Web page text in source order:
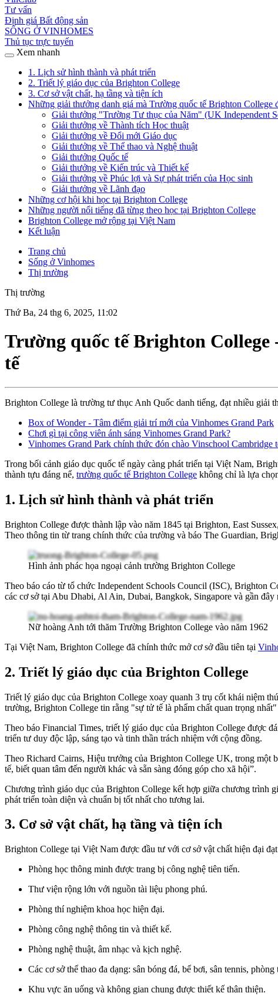
Tư vấn
Định giá Bất động sản
SỐNG Ở VINHOMES
Thủ tục trực tuyến
Xem nhanh
1. Lịch sử hình thành và phát triển
2. Triết lý giáo dục của Brighton College
3. Cơ sở vật chất, hạ tầng và tiện ích
Những giải thưởng danh giá mà Trường quốc tế Brighton College
Giải thưởng "Trường Tư thục của Năm" (UK Independent
Giải thưởng về Thành tích Học thuật
Giải thưởng về Đổi mới Giáo dục
Giải thưởng về Thể thao và Nghệ thuật
Giải thưởng Quốc tế
Giải thưởng về Kiến trúc và Thiết kế
Giải thưởng về Phúc lợi và Sự phát triển của Học sinh
Giải thưởng về Lãnh đạo
Những cơ hội khi học tại Brighton College
Những người nổi tiếng đã từng theo học tại Brighton College
Brighton College mở rộng tại Việt Nam
Kết luận
Trang chủ
Sống ở Vinhomes
Thị trường
Thị trường
Thứ Ba, 24 thg 6, 2025, 11:02
Trường quốc tế Brighton
tế
Brighton College là trường tư thục Anh Quốc danh tiếng, đạt nhiều giải
Box of Wonder - Tâm điểm giải trí mới của Vinhomes Grand Park
Chơi gì tại công viên ánh sáng Vinhomes Grand Park?
Vinhomes Grand Park chính thức đón chào Vinschool Cambridge
Trong bối cảnh giáo dục quốc tế ngày càng phát triển tại Việt Nam,
thành tựu đáng nể, trường quốc tế Brighton College không chỉ là lựa
1. Lịch sử hình thành và phát triển
Brighton College được thành lập vào năm 1845 tại Brighton, East
Theo thông tin từ trang chính thức của trường và báo The Guardian,
Hình ảnh phác họa ngoại cảnh trường Brighton College
Theo báo cáo từ tổ chức Independent Schools Council (ISC), Brighton
các cơ sở tại Abu Dhabi, Al Ain, Dubai, Bangkok, Singapore và gần đây
Nữ hoàng Anh tới thăm Trường Brighton College vào năm 1962
Tại Việt Nam, Brighton College đã chính thức mở cơ sở đầu tiên tại
2. Triết lý giáo dục của Brighton College
Triết lý giáo dục của Brighton College xoay quanh 3 trụ cốt khái niệm
trường, Brighton College tin rằng "sự tử tế là phẩm chất quan trọng
Theo báo Financial Times, triết lý giáo dục của Brighton College được
triển tư duy độc lập, sáng tạo và tinh thần trách nhiệm với cộng đồng.
Theo Richard Cairns, Hiệu trưởng của Brighton College UK, trong một
tế, biết quan tâm đến người khác và sẵn sàng đóng góp cho xã hội”.
Chương trình giáo dục của Brighton College kết hợp giữa chương trình
phát triển toàn diện và chuẩn bị tốt nhất cho tương lai.
3. Cơ sở vật chất, hạ tầng và tiện ích
Brighton College tại Việt Nam được đầu tư với cơ sở vật chất hiện đại
Phòng học thông minh được trang bị công nghệ tiên tiến.
Thư viện rộng lớn với nguồn tài liệu phong phú.
Phòng thí nghiệm khoa học hiện đại.
Phòng công nghệ thông tin và thiết kế.
Phòng nghệ thuật, âm nhạc và kịch nghệ.
Các cơ sở thể thao đa dạng: sân bóng đá, bể bơi, sân tennis, phòng
Khu vực ăn uống và không gian chung được thiết kế thân thiện.